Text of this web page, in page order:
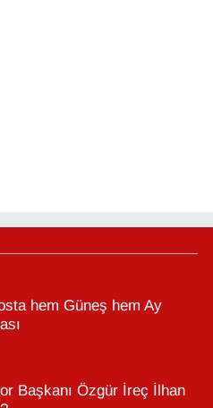
hem Güneş hem Ay
Başkanı Özgür İreç İlhan